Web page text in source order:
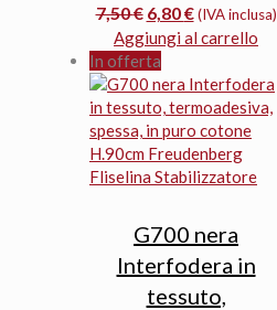
7,50€ Il
prezzo
originale
era:
7,50 €.
6,80€Il
prezzo
è:
6,80 €.
(IVA inclusa)
Aggiungi al carrello
In offerta
G700 nera
Interfodera in
tessuto,